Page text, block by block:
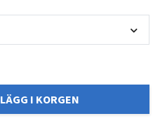
LÄGG I KORGEN